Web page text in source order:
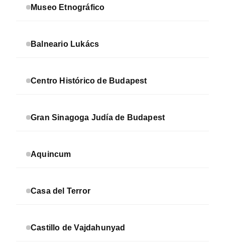
Museo Etnográfico
Balneario Lukács
Centro Histórico de Budapest
Gran Sinagoga Judía de Budapest
Aquincum
Casa del Terror
Castillo de Vajdahunyad